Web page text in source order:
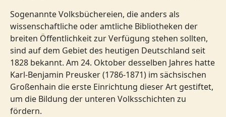
Sogenannte Volksbüchereien, die anders als
wissenschaftliche oder amtliche Bibliotheken der
breiten Öffentlichkeit zur Verfügung stehen sollten,
sind auf dem Gebiet des heutigen Deutschland seit
1828 bekannt. Am 24. Oktober desselben Jahres hatte
Karl-Benjamin Preusker (1786-1871) im sächsischen
Großenhain die erste Einrichtung dieser Art gestiftet,
um die Bildung der unteren Volksschichten zu
fördern.